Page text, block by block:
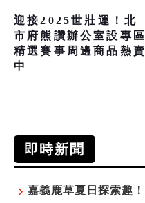
迎接2025世壯運！北
市府熊讚辦公室設專區
精選賽事周邊商品熱賣
中
即時新聞